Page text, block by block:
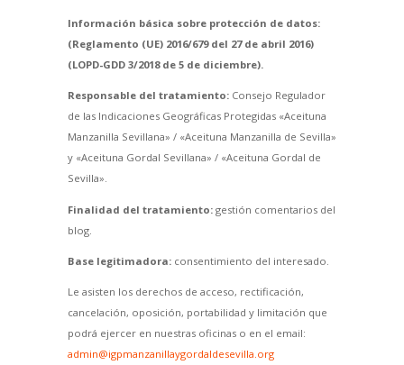
Información básica sobre protección de datos:
(Reglamento (UE) 2016/679 del 27 de abril 2016)
(LOPD-GDD 3/2018 de 5 de diciembre).
Responsable del tratamiento:Consejo Regulador
de las Indicaciones Geográficas Protegidas «Aceituna
Manzanilla Sevillana» / «Aceituna Manzanilla de Sevilla»
y «Aceituna Gordal Sevillana» / «Aceituna Gordal de
Sevilla».
Finalidad del tratamiento:gestión comentarios del
blog.
Base legitimadora:consentimiento del interesado.
Le asisten los derechos de acceso, rectificación,
cancelación, oposición, portabilidad y limitación que
podrá ejercer en nuestras oficinas o en el email:
admin@igpmanzanillaygordaldesevilla.org